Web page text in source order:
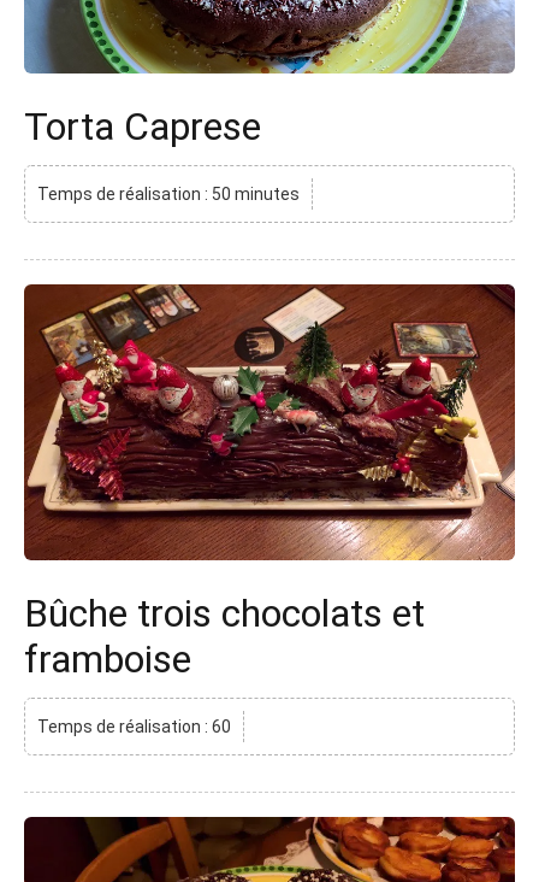
Torta Caprese
Temps de réalisation : 50 minutes
Bûche trois chocolats et
framboise
Temps de réalisation : 60